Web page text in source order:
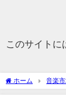
このサイトに
ホーム 音楽
超える